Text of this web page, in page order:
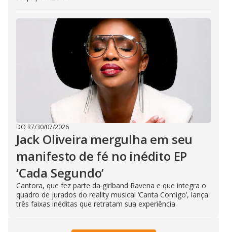
DO R7/30/07/2026
Jack Oliveira mergulha em seu
manifesto de fé no inédito EP
‘Cada Segundo’
Cantora, que fez parte da girlband Ravena e que integra o
quadro de jurados do reality musical ‘Canta Comigo’, lança
três faixas inéditas que retratam sua experiência